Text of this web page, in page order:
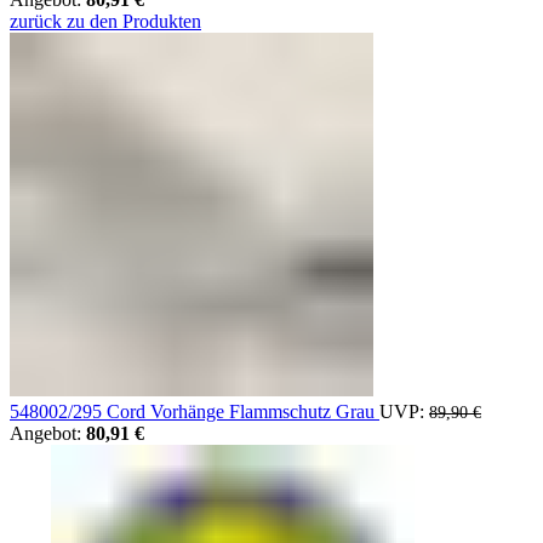
zurück zu den Produkten
548002/295 Cord Vorhänge Flammschutz Grau UVP: 89,90€
Angebot: 80,91 €